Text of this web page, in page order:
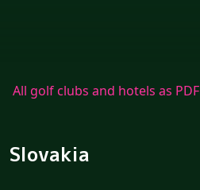
All golf clubs and hotels as PDF
Slovakia